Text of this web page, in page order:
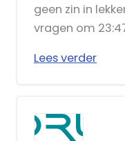
geen zin in
vragen om
Lees verder